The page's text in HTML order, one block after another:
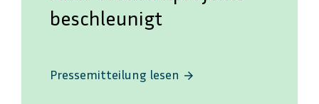
beschleunigt
Pressemitteilung lesen arrow_forward